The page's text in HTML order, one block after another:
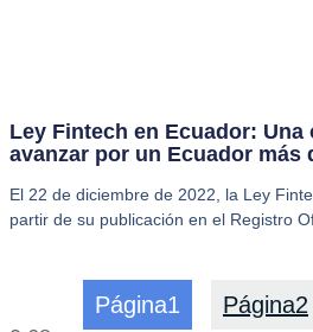
Ley Fintech en Ecuador:
avanzar por un Ecuador
El 22 de diciembre de 2022, la Ley
partir de su publicación en el Registro
Página1 Página2